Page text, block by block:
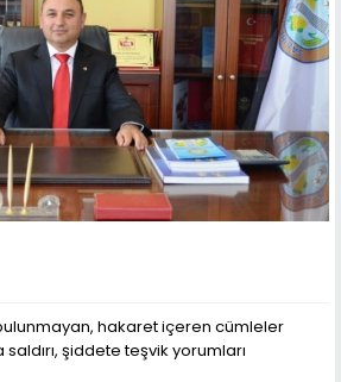
hakaret içeren cümleler
şiddete teşvik yorumları